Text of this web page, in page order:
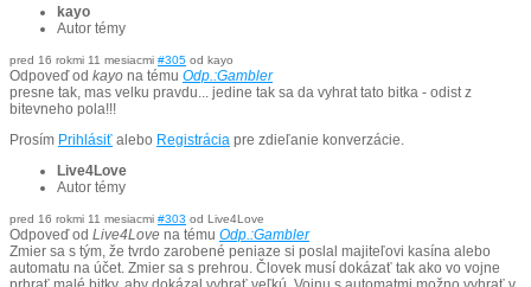
kayo
Autor témy
pred 16 rokmi 11 mesiacmi #305 od kayo
Odpoveď od kayo na tému Odp.:Gambler
presne tak, mas velku pravdu... jedine tak sa da vyhrat tato bitka - odist z
bitevneho pola!!!
Prosím Prihlásiť alebo Registrácia pre zdieľanie konverzácie.
Live4Love
Autor témy
pred 16 rokmi 11 mesiacmi #303 od Live4Love
Odpoveď od Live4Love na tému Odp.:Gambler
Zmier sa s tým, že tvrdo zarobené peniaze si poslal majiteľovi kasína alebo
automatu na účet. Zmier sa s prehrou. Človek musí dokázať tak ako vo vojne